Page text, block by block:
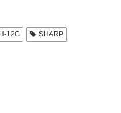
12C
SHARP